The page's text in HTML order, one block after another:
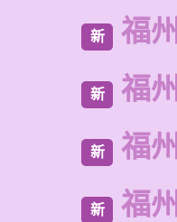
新 福
新 福
新 福
新 福